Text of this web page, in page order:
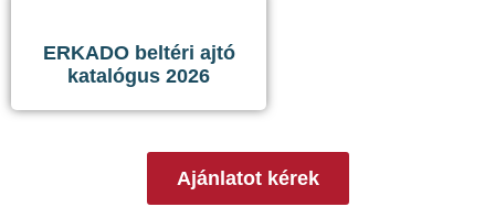
ERKADO beltéri ajtó
katalógus 2026
Ajánlatot kérek